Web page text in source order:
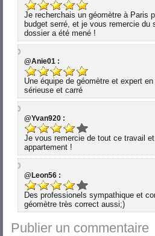
Je recherchais un géomètre à Paris
budget serré, et je vous remercie du
dossier a été mené !
@Anie01 :
Une équipe de géomètre et expert
sérieuse et carré
@Yvan920 :
Je vous remercie de tout ce travail
appartement !
@Leon56 :
Des professionels sympathique et
géomètre très correct aussi;)
Publier un commentaire